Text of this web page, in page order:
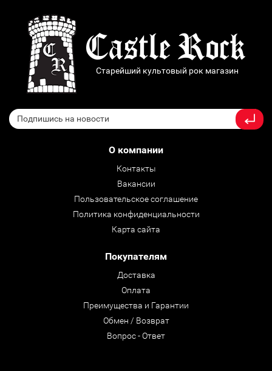
Старейший культовый рок магазин
О компании
Контакты
Вакансии
Пользовательское соглашение
Политика конфиденциальности
Карта сайта
Покупателям
Доставка
Оплата
Преимущества и Гарантии
Обмен / Возврат
Вопрос - Ответ